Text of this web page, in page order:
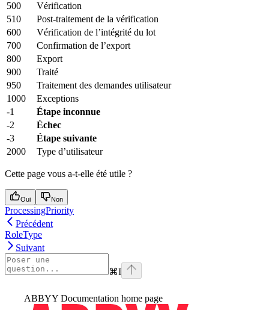
500
Vérification
510
Post-traitement de la vérification
600
Vérification de l’intégrité du lot
700
Confirmation de l’export
800
Export
900
Traité
950
Traitement des demandes utilisateur
1000
Exceptions
-1
Étape inconnue
-2
Échec
-3
Étape suivante
2000
Type d’utilisateur
Cette page vous a-t-elle été utile ?
Oui Non
ProcessingPriority
Précédent
RoleType
Suivant
⌘I
ABBYY Documentation home page